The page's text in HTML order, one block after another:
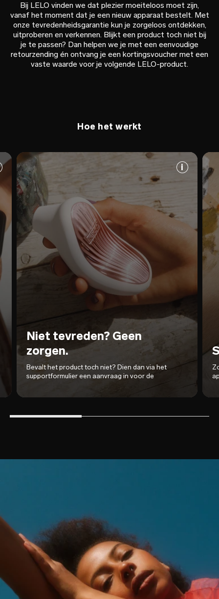
Bij LELO vinden we dat plezier moeiteloos moet zijn,
vanaf het moment dat je een nieuw apparaat bestelt. Met
onze tevredenheidsgarantie kun je zorgeloos ontdekken,
uitproberen en verkennen. Blijkt een product toch niet bij
je te passen? Dan helpen we je met een eenvoudige
retourzending én ontvang je een kortingsvoucher met een
vaste waarde voor je volgende LELO-product.
Hoe het werkt
Niet tevreden? Geen
zorgen.
Bevalt het product toch niet? Dien dan via het
supportformulier een aanvraag in voor de